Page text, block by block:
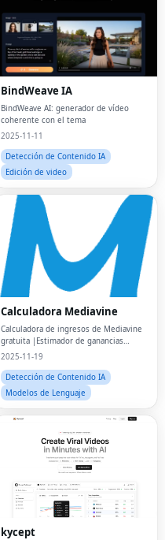
BindWeave IA
BindWeave AI: generador de vídeo
coherente con el tema
2025-11-11
Detección de Contenido IA
Edición de video
Calculadora Mediavine
Calculadora de ingresos de Mediavine
gratuita |Estimador de ganancias
impulsado por IA
2025-11-19
Detección de Contenido IA
Modelos de Lenguaje
kycept